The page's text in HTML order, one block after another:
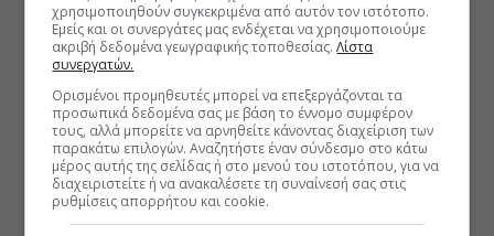
χρησιμοποιηθούν συγκεκριμένα από αυτόν τον ιστότοπο.
Εμείς και οι συνεργάτες μας ενδέχεται να χρησιμοποιούμε
ακριβή δεδομένα γεωγραφικής τοποθεσίας.Λίστα
συνεργατών.
Ορισμένοι προμηθευτές μπορεί να επεξεργάζονται τα
προσωπικά δεδομένα σας με βάση το έννομο συμφέρον
τους, αλλά μπορείτε να αρνηθείτε κάνοντας διαχείριση των
παρακάτω επιλογών. Αναζητήστε έναν σύνδεσμο στο κάτω
μέρος αυτής της σελίδας ή στο μενού του ιστοτόπου, για να
διαχειριστείτε ή να ανακαλέσετε τη συναίνεσή σας στις
ρυθμίσεις απορρήτου και cookie.